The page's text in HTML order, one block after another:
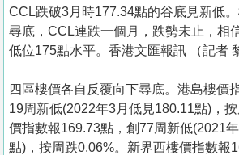
關
於
我
們
CCL跌破3月時177.34點的谷底見新低
尋底，CCL連跌一個月，跌勢未止，相
低位175點水平。香港文匯報訊 （記者
四區樓價各自反覆向下尋底。港島樓價
19周新低(2022年3月低見180.11點)，
價指數報169.73點，創77周新低(2021
點)，按周跌0.06%。新界西樓價指數報